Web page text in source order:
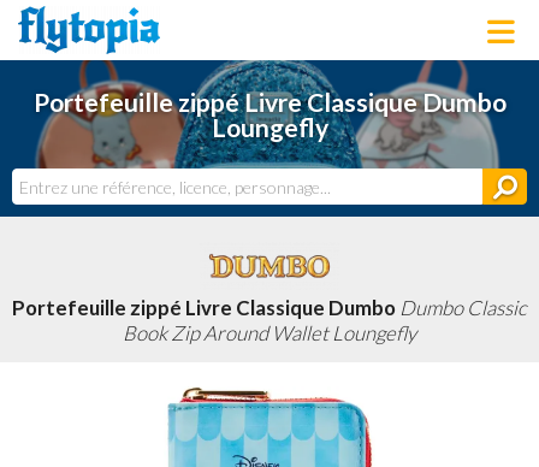
LOUNGEFLY
LICENCES
NOUVEAUTÉS
BONS PLANS
DERNIERS AJOUTS
Portefeuille zippé Livre Classique Dumbo
Loungefly
Portefeuille zippé Livre Classique Dumbo Dumbo Classic
Book Zip Around Wallet Loungefly